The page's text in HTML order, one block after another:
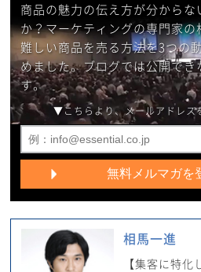
商品の魅力の伝え方が分から
か？マーケティングの専門家
難しい商品を売る方法を3つの
めました。ブログでは公開でき
す。
▼こちらより、メールアドレ
相馬一進
【集客に特